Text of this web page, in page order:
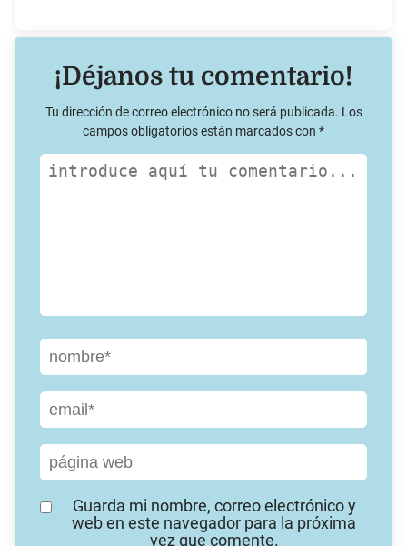
¡Déjanos tu comentario!
Tu dirección de correo electrónico no será publicada. Los
campos obligatorios están marcados con *
Guarda mi nombre, correo electrónico y
web en este navegador para la próxima
vez que comente.